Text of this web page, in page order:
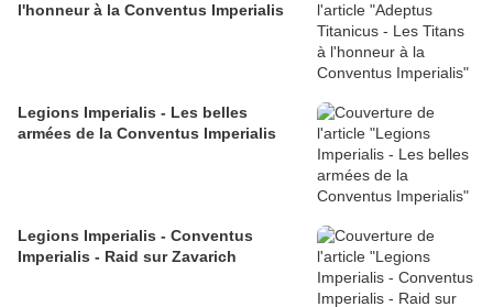
l'honneur à la Conventus Imperialis
Legions Imperialis - Les belles
armées de la Conventus Imperialis
Legions Imperialis - Conventus
Imperialis - Raid sur Zavarich